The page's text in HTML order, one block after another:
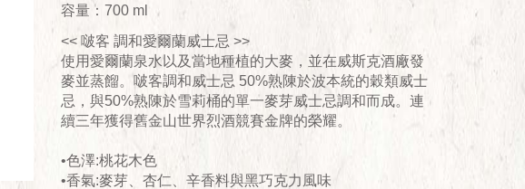
容量：700 ml
<< 啵客 調和愛爾蘭威士忌 >>
使用愛爾蘭泉水以及當地種植的大麥，並在威斯克酒廠發
麥並蒸餾。啵客調和威士忌 50%熟陳於波本統的穀類威士
忌，與50%熟陳於雪莉桶的單一麥芽威士忌調和而成。連
續三年獲得舊金山世界烈酒競賽金牌的榮耀。
•色澤:桃花木色
•香氣:麥芽、杏仁、辛香料與黑巧克力風味